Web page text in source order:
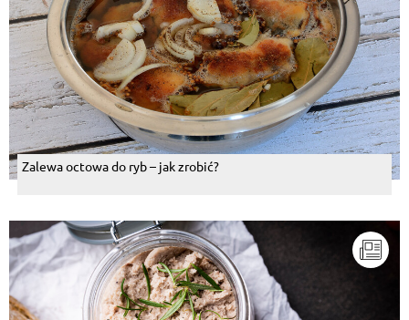
Zalewa octowa do ryb – jak zrobić?